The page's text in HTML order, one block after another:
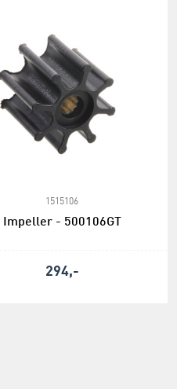
1515106
Impeller - 500106GT
294,-